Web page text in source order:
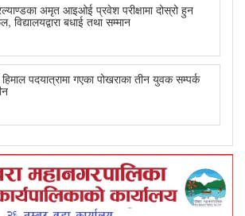
अमृत आइओई प्रवेश परीक्षामा दोस्रो हुन
विद्यालयद्वारा बधाई तथा सम्मान
हिमाल पदयात्रामा गएका पोखराका तीन युवक सम्पर्क